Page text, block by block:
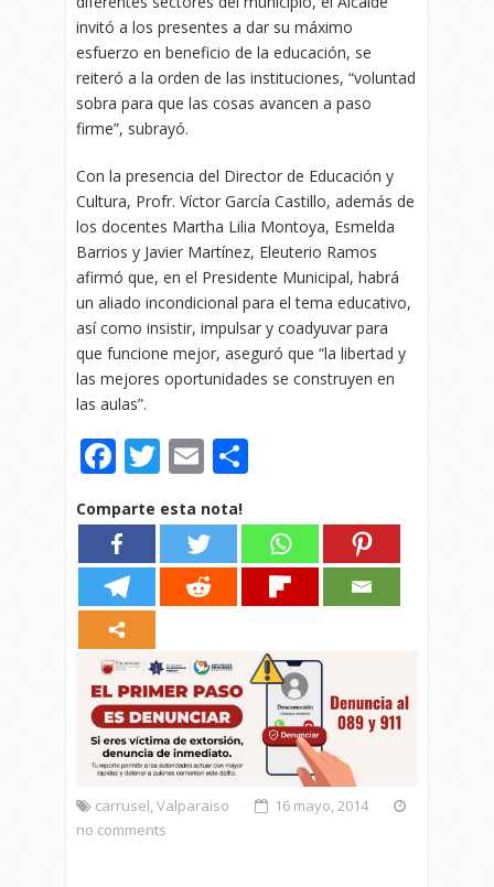
invitó a los presentes a dar su máximo
esfuerzo en beneficio de la educación, se
reiteró a la orden de las instituciones, “voluntad
sobra para que las cosas avancen a paso
firme”, subrayó.
Con la presencia del Director de Educación y
Cultura, Profr. Víctor García Castillo, además de
los docentes Martha Lilia Montoya, Esmelda
Barrios y Javier Martínez, Eleuterio Ramos
afirmó que, en el Presidente Municipal, habrá
un aliado incondicional para el tema educativo,
así como insistir, impulsar y coadyuvar para
que funcione mejor, aseguró que “la libertad y
las mejores oportunidades se construyen en
las aulas”.
Facebook
Twitter
Email
Comparte esta nota!
carrusel,Valparaiso
16 mayo, 2014
no comments